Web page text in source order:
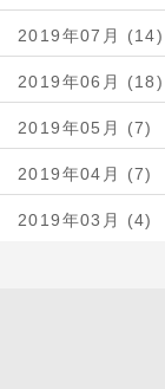
2019年07月 (14)
2019年06月 (18)
2019年05月 (7)
2019年04月 (7)
2019年03月 (4)